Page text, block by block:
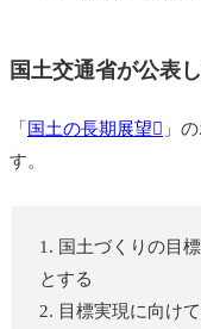
国土交通省が公表
「国土の長期展望
」
す。
1. 国土づくりの目
とする
2. 目標実現に向け